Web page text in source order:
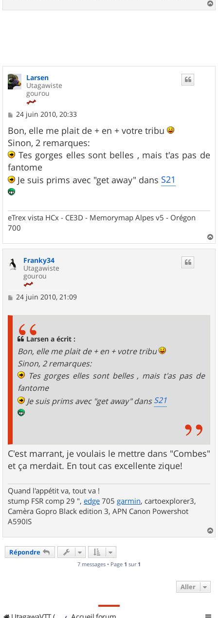
a
Larsen
Utagawiste
gourou
M
s
s
a
g
e
24 juin 2010, 20:33
Bon, elle me plait de + en + votre tribu
Sinon, 2 remarques:
Tes gorges elles sont belles , mais t'as pas de
fantome
Je suis prims avec "get away" dans S21
eTrex vista HCx - CE3D - Memorymap Alpes v5 - Orégon
700
a
Franky34
Utagawiste
gourou
M
24 juin 2010, 21:09
Larsen a écrit :
Bon, elle me plait de + en + votre tribu
Sinon, 2 remarques:
Tes gorges elles sont belles , mais t'as pas de
fantome
Je suis prims avec "get away" dansS21
C'est marrant, je voulais le mettre dans "Combes"
et ça merdait. En tout cas excellente zique!
Quand l'appétit va, tout va !
stump FSR comp 29 ", edge 705 garmin, cartoexplorer3,
Camèra Gopro Black edition 3, APN Canon Powershot
A590IS
a
Répondre
7 messages • Page 1 sur 1
Aller